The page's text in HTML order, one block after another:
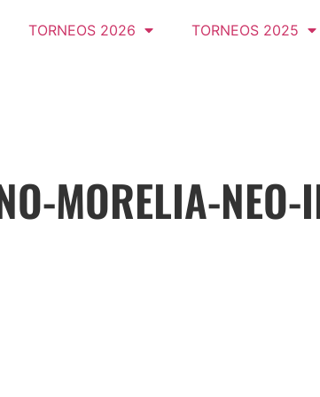
TORNEOS 2026 TORNEOS 2025
MORELIA-